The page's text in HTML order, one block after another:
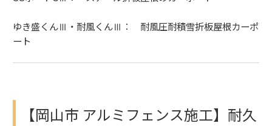
ゆき盛くんⅢ・耐風くんⅢ ： 耐風圧耐積雪折板屋根カーポ
ート
【岡山市 アルミフェンス施工】耐久